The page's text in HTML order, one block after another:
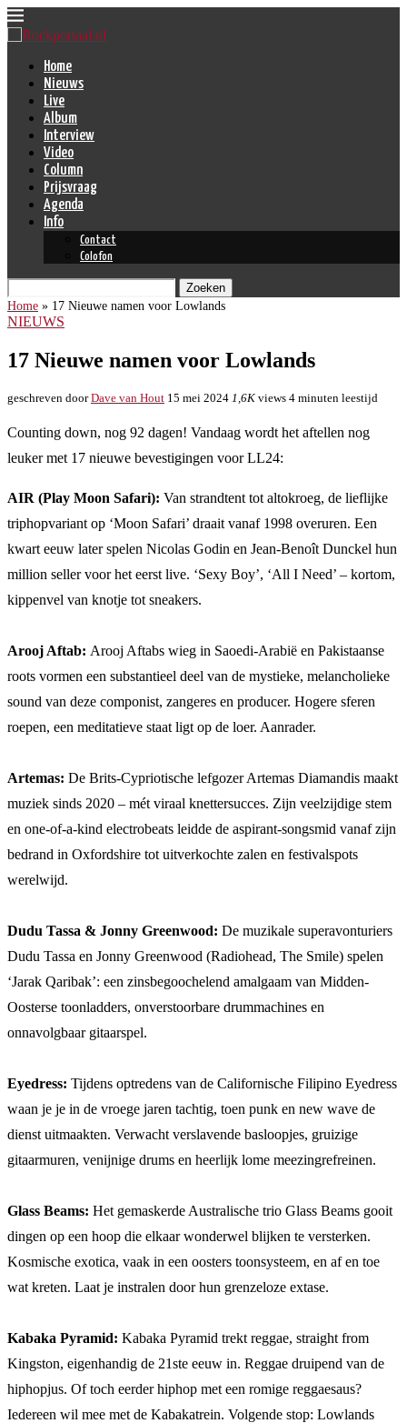
Home
Nieuws
Live
Album
Interview
Video
Column
Prijsvraag
Agenda
Info
Contact
Colofon
Zoeken
Home » 17 Nieuwe namen voor Lowlands
NIEUWS
17 Nieuwe namen voor Lowlands
geschreven doorDave van Hout 15 mei 2024 1,6K views 4 minuten leestijd
Counting down, nog 92 dagen! Vandaag wordt het aftellen nog
leuker met 17 nieuwe bevestigingen voor LL24:
AIR (Play Moon Safari): Van strandtent tot altokroeg, de lieflijke
triphopvariant op ‘Moon Safari’ draait vanaf 1998 overuren. Een
kwart eeuw later spelen Nicolas Godin en Jean-Benoît Dunckel hun
million seller voor het eerst live. ‘Sexy Boy’, ‘All I Need’ – kortom,
kippenvel van knotje tot sneakers.
Arooj Aftab: Arooj Aftabs wieg in Saoedi-Arabië en Pakistaanse
roots vormen een substantieel deel van de mystieke, melancholieke
sound van deze componist, zangeres en producer. Hogere sferen
roepen, een meditatieve staat ligt op de loer. Aanrader.
Artemas: De Brits-Cypriotische lefgozer Artemas Diamandis maakt
muziek sinds 2020 – mét viraal knettersucces. Zijn veelzijdige stem
en one-of-a-kind electrobeats leidde de aspirant-songsmid vanaf zijn
bedrand in Oxfordshire tot uitverkochte zalen en festivalspots
werelwijd.
Dudu Tassa & Jonny Greenwood: De muzikale superavonturiers
Dudu Tassa en Jonny Greenwood (Radiohead, The Smile) spelen
‘Jarak Qaribak’: een zinsbegoochelend amalgaam van Midden-
Oosterse toonladders, onverstoorbare drummachines en
onnavolgbaar gitaarspel.
Eyedress: Tijdens optredens van de Californische Filipino Eyedress
waan je je in de vroege jaren tachtig, toen punk en new wave de
dienst uitmaakten. Verwacht verslavende basloopjes, gruizige
gitaarmuren, venijnige drums en heerlijk lome meezingrefreinen.
Glass Beams: Het gemaskerde Australische trio Glass Beams gooit
dingen op een hoop die elkaar wonderwel blijken te versterken.
Kosmische exotica, vaak in een oosters toonsysteem, en af en toe
wat kreten. Laat je instralen door hun grenzeloze extase.
Kabaka Pyramid: Kabaka Pyramid trekt reggae, straight from
Kingston, eigenhandig de 21ste eeuw in. Reggae druipend van de
hiphopjus. Of toch eerder hiphop met een romige reggaesaus?
Iedereen wil mee met de Kabakatrein. Volgende stop: Lowlands